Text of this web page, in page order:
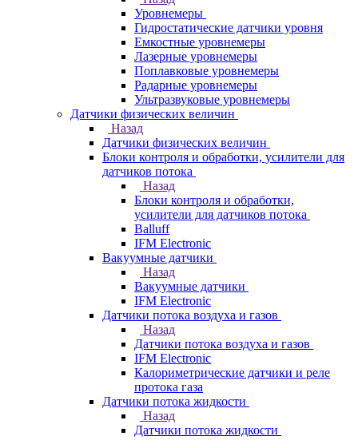
Уровнемеры
Гидростатические датчики уровня
Емкостные уровнемеры
Лазерные уровнемеры
Поплавковые уровнемеры
Радарные уровнемеры
Ультразвуковые уровнемеры
Датчики физических величин
Назад
Датчики физических величин
Блоки контроля и обработки, усилители для
датчиков потока
Назад
Блоки контроля и обработки,
усилители для датчиков потока
Balluff
IFM Electronic
Вакуумные датчики
Назад
Вакуумные датчики
IFM Electronic
Датчики потока воздуха и газов
Назад
Датчики потока воздуха и газов
IFM Electronic
Калориметрические датчики и реле
протока газа
Датчики потока жидкости
Назад
Датчики потока жидкости